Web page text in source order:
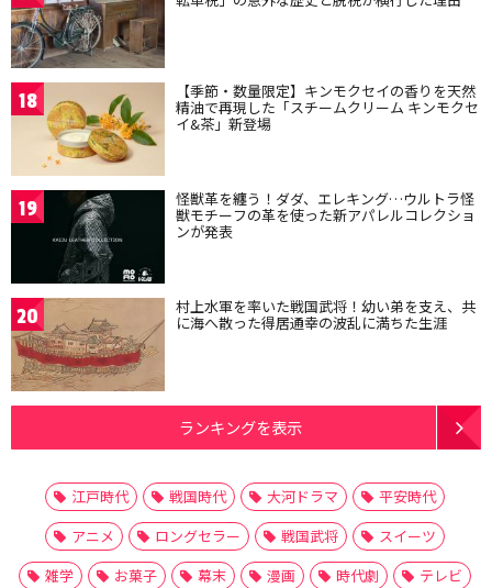
18 【季節・数量限定】キンモクセイの香りを天然
精油で再現した「スチームクリーム キンモクセ
イ&茶」新登場
19 怪獣革を纏う！ダダ、エレキング…ウルトラ怪
獣モチーフの革を使った新アパレルコレクショ
ンが発表
20 村上水軍を率いた戦国武将！幼い弟を支え、共
に海へ散った得居通幸の波乱に満ちた生涯
ランキングを表示
江戸時代 戦国時代 大河ドラマ
平安時代
アニメ
ロングセラー 戦国武将
スイーツ
雑学
お菓子 幕末 漫画 時代劇
テレビ